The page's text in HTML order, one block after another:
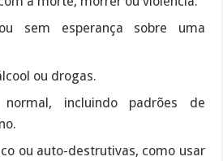
sem esperança sobre uma
ou drogas.
incluindo padrões de
ou auto-destrutivas, como usar